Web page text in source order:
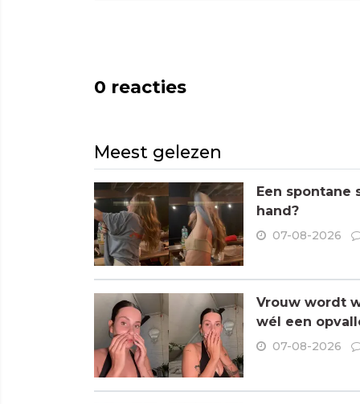
0 reacties
Meest gelezen
Een spontane
hand?
07-08-2026
Vrouw wordt
wél een
07-08-2026